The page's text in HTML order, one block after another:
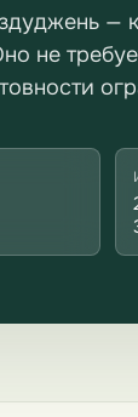
—
не